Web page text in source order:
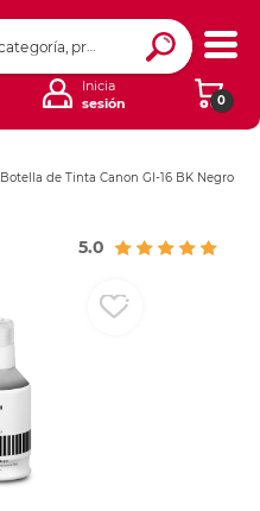
0
Inicia
sesión
Botella de Tinta Canon GI-16 BK Negro
5.0
Ingresar Codigo